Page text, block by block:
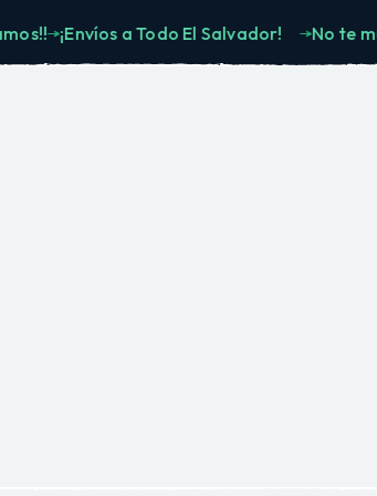
¡Envíos a Todo El Salvador! No te